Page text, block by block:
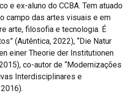
e ex-aluno do CCBA. Tem atuado
campo das artes visuais e em
arte, filosofia e tecnologia. É
(Autêntica, 2022), “Die Natur
einer Theorie der Institutionen
co-autor de “Modernizações
Interdisciplinares e